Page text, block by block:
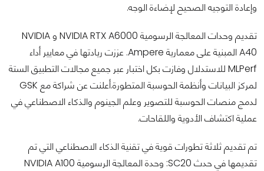
وإعادة التوجيه الصحيح لإضاءة الوجه.
تقديم وحدات المعالجة الرسومية NVIDIA RTX A6000 و NVIDIA
A40 المبنية على معمارية Ampere. عززت ريادتها في معايير أداء
MLPerf للاستدلال وفازت بكل اختبار عبر جميع مجالات التطبيق الستة
لمركز البيانات وأنظمة الحوسبة المتطورة.أعلنت عن شراكة مع GSK
لدمج منصات الحوسبة للتصوير وعلم الجينوم والذكاء الاصطناعي في
عملية اكتشاف الأدوية واللقاحات.
تم تقديم ثلاثة تطورات قوية في تقنية الذكاء الاصطناعي التي تم
تقديمها في حدث SC20: وحدة المعالجة الرسومية NVIDIA A100